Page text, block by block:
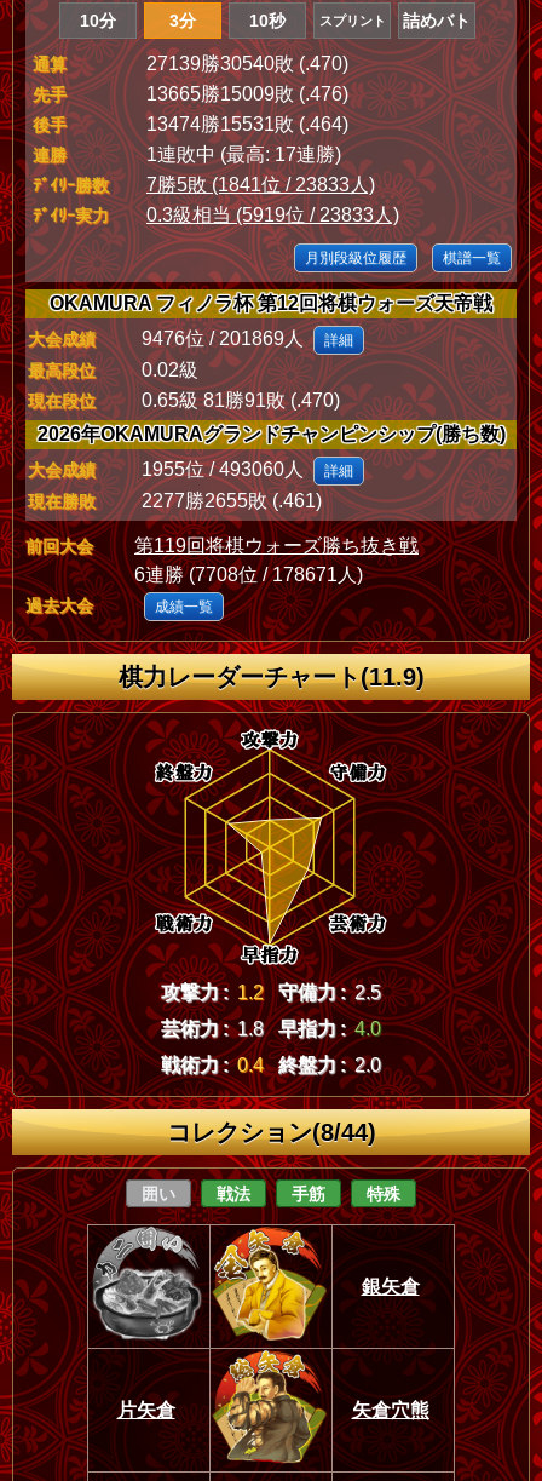
10分 3分 10秒 スプリント 詰めバト
通算 27139勝30540敗 (.470)
先手 13665勝15009敗 (.476)
後手 13474勝15531敗 (.464)
連勝 1連敗中 (最高: 17連勝)
ﾃﾞｲﾘｰ勝数 7勝5敗 (1841位 / 23833人)
ﾃﾞｲﾘｰ実力 0.3級相当 (5919位 / 23833人)
月別段級位履歴 棋譜一覧
OKAMURA フィノラ杯 第12回将棋ウォーズ天帝戦
大会成績 9476位 / 201869人 詳細
最高段位 0.02級
現在段位
0.65級 81勝91敗 (.470)
2026年OKAMURAグランドチャンピンシップ(勝ち数)
大会成績 1955位 / 493060人 詳細
現在勝敗 2277勝2655敗 (.461)
前回大会
第119回将棋ウォーズ勝ち抜き戦
6連勝 (7708位 / 178671人)
過去大会 成績一覧
棋力レーダーチャート(11.9)
攻撃力 : 1.2 守備力 : 2.5
芸術力 : 1.8 早指力 : 4.0
戦術力 : 0.4 終盤力 : 2.0
コレクション(8/44)
囲い 戦法 手筋 特殊
銀矢倉
片矢倉 矢倉穴熊